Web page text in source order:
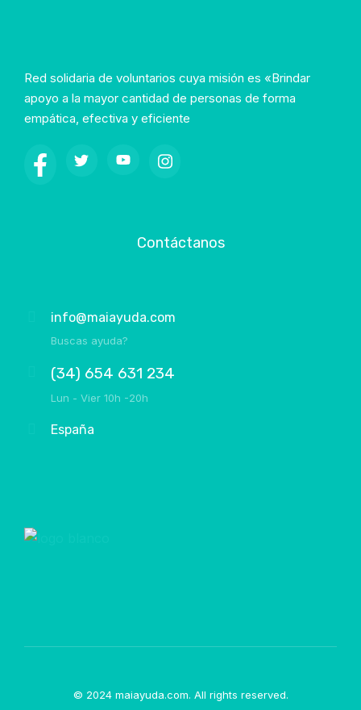
Red solidaria de voluntarios cuya misión es «Brindar
apoyo a la mayor cantidad de personas de forma
empática, efectiva y eficiente
Contáctanos
info@maiayuda.com
Buscas ayuda?
(34) 654 631 234
Lun - Vier 10h -20h
España
© 2024 maiayuda.com. All rights reserved.